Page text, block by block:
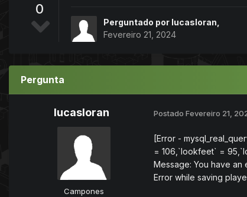
0
Perguntado por lucasloran
Fevereiro 21, 2024
Pergunta
lucasloran
Campones
Postado Fevereiro 21,
[Error -
= 106,`lookfeet` =
Message: You have
Error while saving